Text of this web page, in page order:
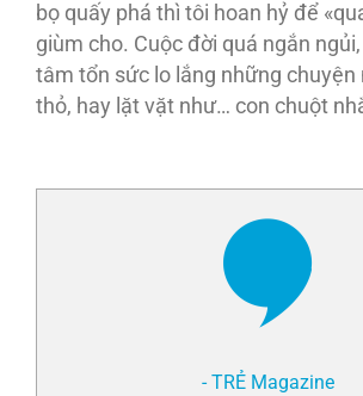
bọ quấy phá thì tôi hoan hỷ để
giùm cho. Cuộc đời quá ngắn
tâm tổn sức lo lắng những chuyện
thỏ, hay lặt vặt như… con chuột
- TRẺ Magazine